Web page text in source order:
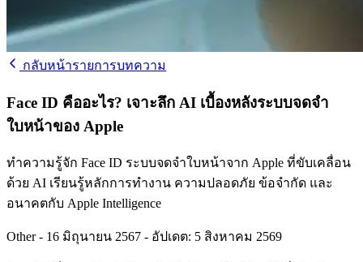
กลับหน้ารายการบทความ
Face ID คืออะไร? เจาะลึก AI เบื้องหลังระบบจดจำ
ใบหน้าของ Apple
ทำความรู้จัก Face ID ระบบจดจำใบหน้าจาก Apple ที่ขับเคลื่อน
ด้วย AI เรียนรู้หลักการทำงาน ความปลอดภัย ข้อจำกัด และ
อนาคตกับ Apple Intelligence
Other- 16 มิถุนายน 2567 - อัปเดต: 5 สิงหาคม 2569